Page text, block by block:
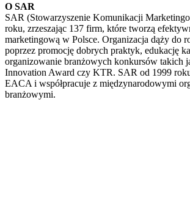
O SAR
SAR (Stowarzyszenie Komunikacji
roku, zrzeszając 137 firm, które tworzą
marketingową w Polsce. Organizacja dąży do
poprzez promocję dobrych praktyk, edukację
organizowanie branżowych konkursów takich
Innovation Award czy KTR. SAR od 1999
EACA i współpracuje z międzynarodowymi
branżowymi.